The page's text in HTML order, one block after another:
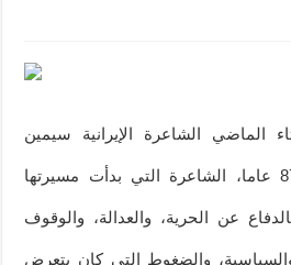
الماضي الشاعرة الإيرانية سيمين
بهبهاني عن عمر يناهز 87 عاما، الشاعرة التي بدأت مسيرتها
عن الحرية، والعدالة، والوقوف
والسياسية، والضغوط التي كان يتعرض